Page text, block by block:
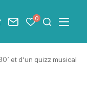
du mode éco
+33 5 46 08 21 00
Nous contacter
Mes favoris
0 JeMenu
et d’un quizz musical.